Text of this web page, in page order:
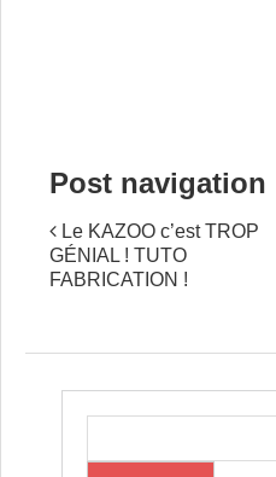
Post navigation
Le KAZOO c’est TROP
GÉNIAL ! TUTO
FABRICATION !